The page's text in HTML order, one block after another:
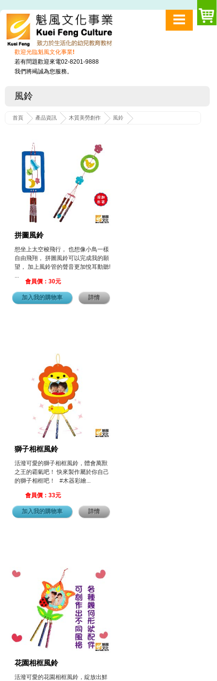
歡迎光臨魁風文化事業!
若有問題歡迎來電02-8201-9888
我們將竭誠為您服務。
風鈴
首頁 產品資訊 木質美勞創作 風鈴
拼圖風鈴
想坐上太空梭飛行， 也想像小鳥一樣
自由飛翔， 拼圖風鈴可以完成我的願
望， 加上風鈴管的聲音更加悅耳動聽!
...
會員價：30元
加入我的購物車 詳情
獅子相框風鈴
活潑可愛的獅子相框風鈴，體會萬獸
之王的霸氣吧！ 快來製作屬於你自己
的獅子相框吧！ #木器彩繪...
會員價：33元
加入我的購物車 詳情
花園相框風鈴
活潑可愛的花園相框風鈴，綻放出鮮